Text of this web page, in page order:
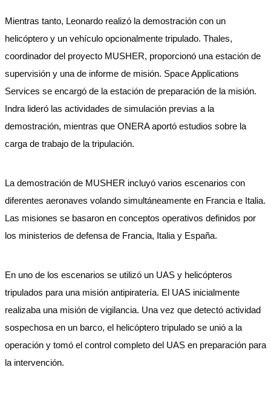
Mientras tanto, Leonardo realizó la demostración con un
helicóptero y un vehículo opcionalmente tripulado. Thales,
coordinador del proyecto MUSHER, proporcionó una estación de
supervisión y una de informe de misión. Space Applications
Services se encargó de la estación de preparación de la misión.
Indra lideró las actividades de simulación previas a la
demostración, mientras que ONERA aportó estudios sobre la
carga de trabajo de la tripulación.
La demostración de MUSHER incluyó varios escenarios con
diferentes aeronaves volando simultáneamente en Francia e Italia.
Las misiones se basaron en conceptos operativos definidos por
los ministerios de defensa de Francia, Italia y España.
En uno de los escenarios se utilizó un UAS y helicópteros
tripulados para una misión antipiratería. El UAS inicialmente
realizaba una misión de vigilancia. Una vez que detectó actividad
sospechosa en un barco, el helicóptero tripulado se unió a la
operación y tomó el control completo del UAS en preparación para
la intervención.